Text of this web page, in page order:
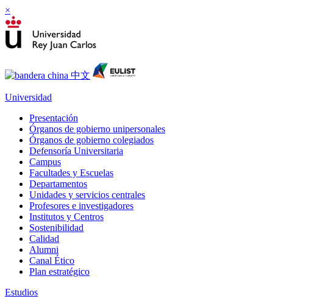
×
Universidad
Presentación
Órganos de gobierno unipersonales
Órganos de gobierno colegiados
Defensoría Universitaria
Campus
Facultades y Escuelas
Departamentos
Unidades y servicios centrales
Profesores e investigadores
Institutos y Centros
Sostenibilidad
Calidad
Alumni
Canal Ético
Plan estratégico
Estudios